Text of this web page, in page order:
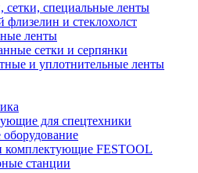
сетки, специальные ленты
и стеклохолст
ленты
сетки и серпянки
и уплотнительные ленты
для спецтехники
комплектующие FESTOOL
станции